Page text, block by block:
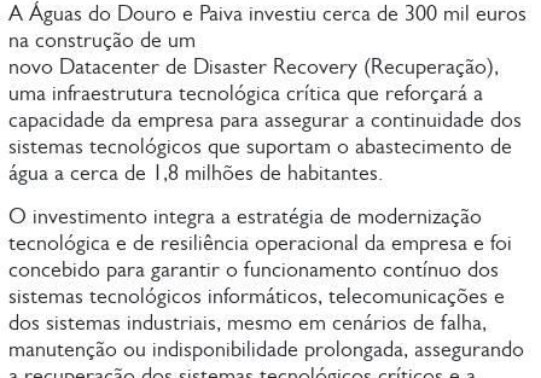
A Águas do Douro e Paiva investiu cerca de 300 mil euros
na construção de um
novo Datacenter de Disaster Recovery (Recuperação),
uma infraestrutura tecnológica crítica que reforçará a
capacidade da empresa para assegurar a continuidade dos
sistemas tecnológicos que suportam o abastecimento de
água a cerca de 1,8 milhões de habitantes.
O investimento integra a estratégia de modernização
tecnológica e de resiliência operacional da empresa e foi
concebido para garantir o funcionamento contínuo dos
sistemas tecnológicos informáticos, telecomunicações e
dos sistemas industriais, mesmo em cenários de falha,
manutenção ou indisponibilidade prolongada, assegurando